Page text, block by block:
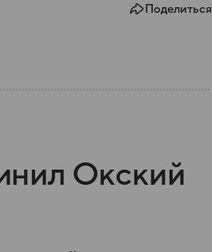
Поделиться
Окский